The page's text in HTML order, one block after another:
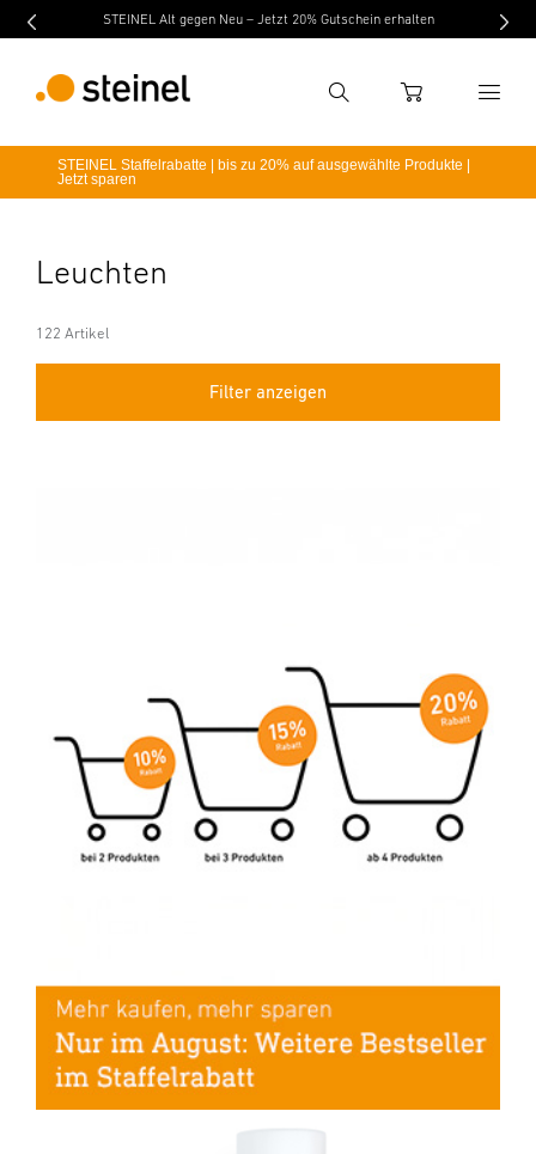
STEINEL Alt gegen Neu – Jetzt 20% Gutschein erhalten
Suche
Suchbegriff eingeben
WARENKORB
STEINEL Staffelrabatte | bis zu 20% auf ausgewählte Produkte |
Jetzt sparen
Leuchten
122 Artikel
Filter anzeigen